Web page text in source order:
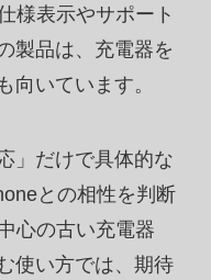
様表示やサポート
製品は、充電器を
向いています。
」だけで具体的な
との相性を判断
心の古い充電器
使い方では、期待